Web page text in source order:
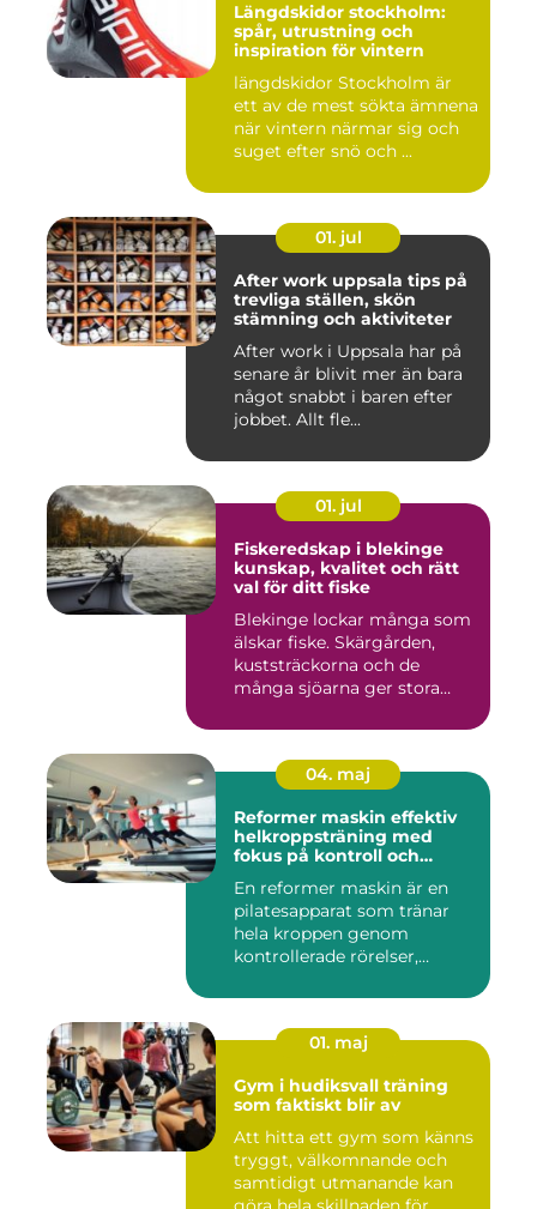
Längdskidor stockholm:
spår, utrustning och
inspiration för vintern
längdskidor Stockholm är
ett av de mest sökta ämnena
när vintern närmar sig och
suget efter snö och ...
01. jul
After work uppsala tips på
trevliga ställen, skön
stämning och aktiviteter
After work i Uppsala har på
senare år blivit mer än bara
något snabbt i baren efter
jobbet. Allt fle...
01. jul
Fiskeredskap i blekinge
kunskap, kvalitet och rätt
val för ditt fiske
Blekinge lockar många som
älskar fiske. Skärgården,
kuststräckorna och de
många sjöarna ger stora
04. maj
Reformer maskin effektiv
helkroppsträning med
fokus på kontroll och
En reformer maskin är en
pilatesapparat som tränar
hela kroppen genom
kontrollerade rörelser,
01. maj
Gym i hudiksvall träning
som faktiskt blir av
Att hitta ett gym som känns
tryggt, välkomnande och
samtidigt utmanande kan